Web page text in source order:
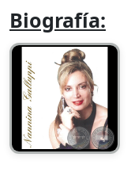
Biografía: